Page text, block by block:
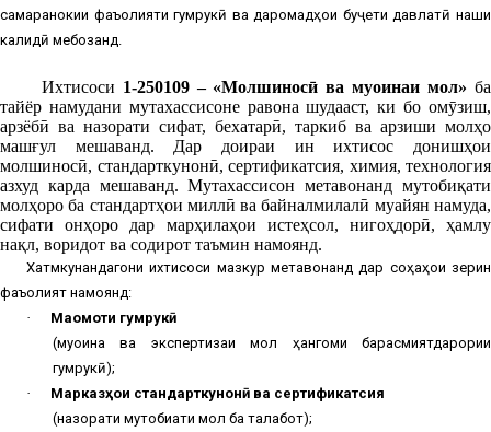
самаранокии фаъолияти гумрукӣ ва даромадҳои буҷети давлатӣ нақши
калидӣ мебозанд.
Ихтисоси 1-250109 – «Молшиносӣ ва муоинаи мол» ба
тайёр намудани мутахассисоне равона шудааст, ки бо омӯзиш,
арзёбӣ ва назорати сифат, бехатарӣ, таркиб ва арзиши молҳо
машғул мешаванд. Дар доираи ин ихтисос донишҳои
молшиносӣ, стандарткунонӣ, сертификатсия, химия, технология
азхуд карда мешаванд. Мутахассисон метавонанд мутобиқати
молҳоро ба стандартҳои миллӣ ва байналмилалӣ муайян намуда,
сифати онҳоро дар марҳилаҳои истеҳсол, нигоҳдорӣ, ҳамлу
нақл, воридот ва содирот таъмин намоянд.
Хатмкунандагони ихтисоси мазкур метавонанд дар соҳаҳои зерин
фаъолият намоянд:
·
Мақомоти гумрукӣ
(муоина ва экспертизаи мол ҳангоми барасмиятдарории
гумрукӣ);
·
Марказҳои стандарткунонӣ ва сертификатсия
(назорати мутобиқати мол ба талабот);